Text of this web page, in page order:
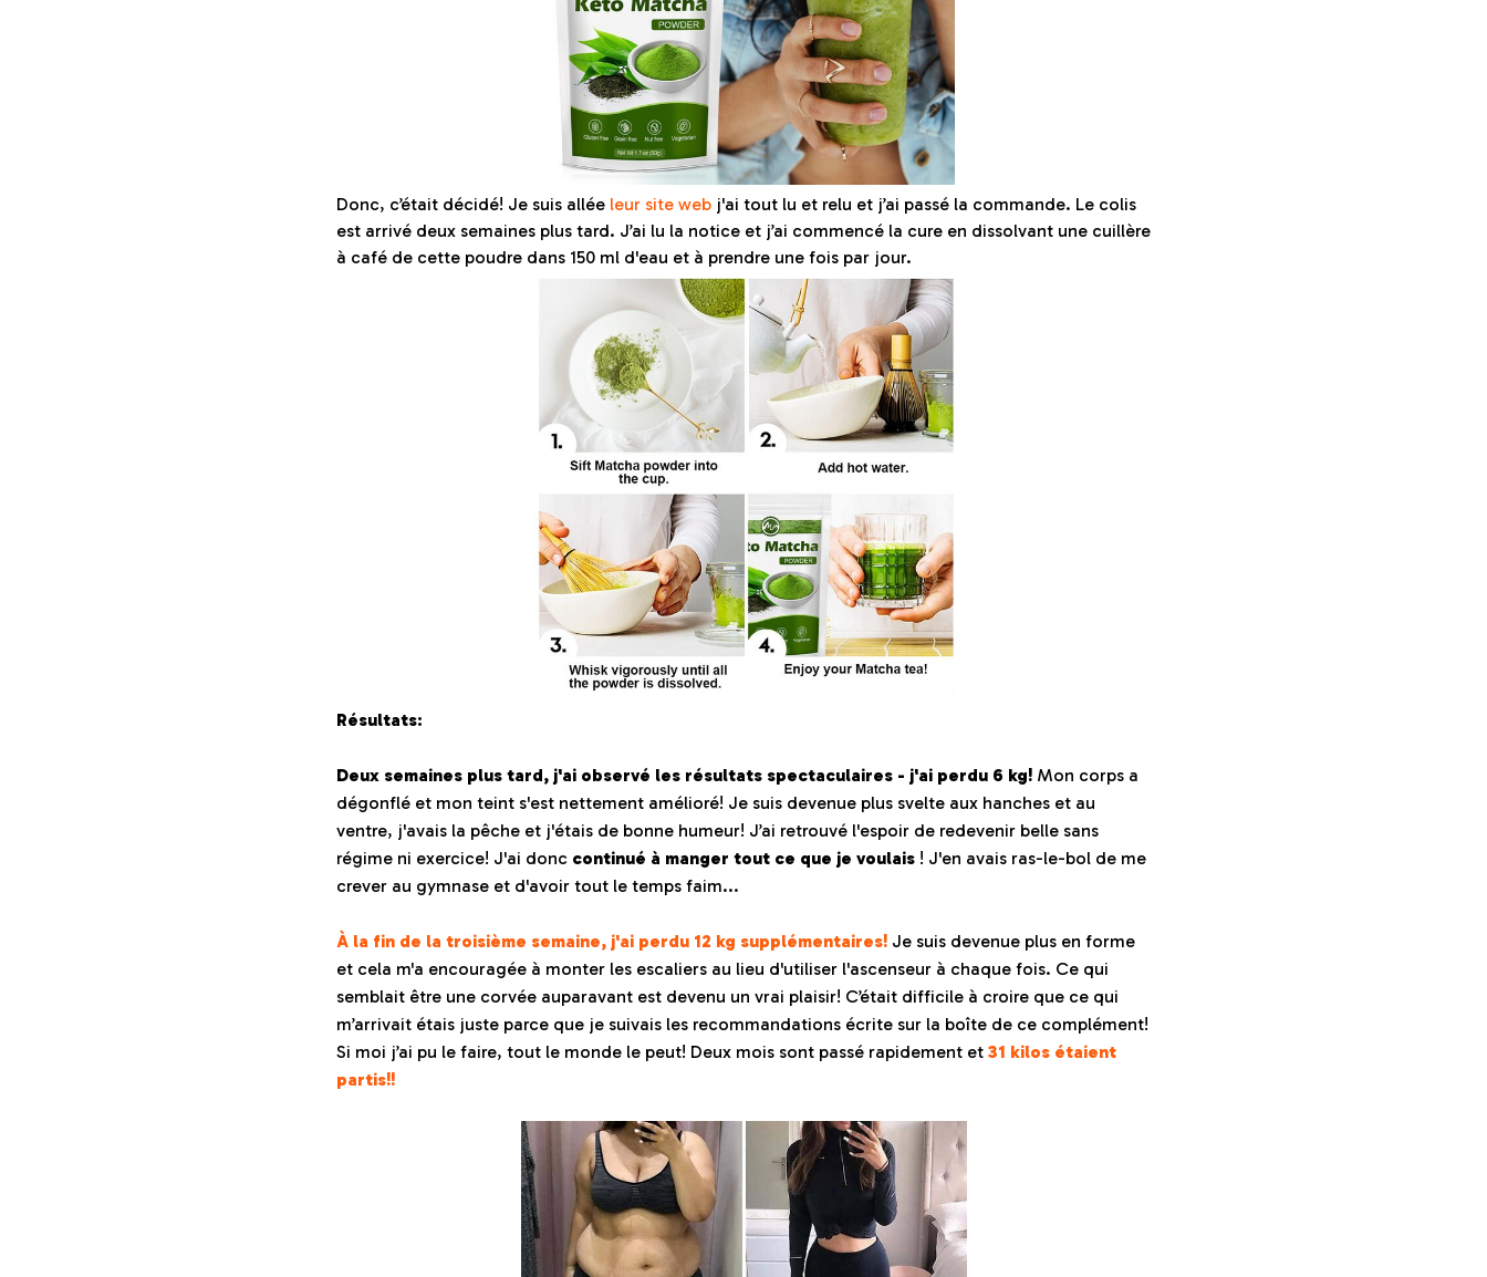
Donc, c’était décidé! Je suis allée leur site web j'ai tout lu et relu et j’ai passé la commande. Le colis
est arrivé deux semaines plus tard. J’ai lu la notice et j’ai commencé la cure en dissolvant une cuillère
à café de cette poudre dans 150 ml d'eau et à prendre une fois par jour.
Résultats:
Deux semaines plus tard, j'ai observé les résultats spectaculaires - j'ai perdu 6 kg! Mon corps a
dégonflé et mon teint s'est nettement amélioré! Je suis devenue plus svelte aux hanches et au
ventre, j'avais la pêche et j'étais de bonne humeur! J’ai retrouvé l'espoir de redevenir belle sans
régime ni exercice! J'ai donc continué à manger tout ce que je voulais ! J'en avais ras-le-bol de me
crever au gymnase et d'avoir tout le temps faim...
À la fin de la troisième semaine, j'ai perdu 12 kg supplémentaires! Je suis devenue plus en forme
et cela m'a encouragée à monter les escaliers au lieu d'utiliser l'ascenseur à chaque fois. Ce qui
semblait être une corvée auparavant est devenu un vrai plaisir! C’était difficile à croire que ce qui
m’arrivait étais juste parce que je suivais les recommandations écrite sur la boîte de ce complément!
Si moi j’ai pu le faire, tout le monde le peut! Deux mois sont passé rapidement et 31 kilos étaient
partis!!